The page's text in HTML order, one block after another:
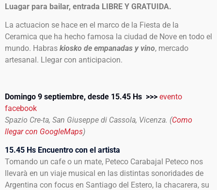
Luagar para bailar, entrada LIBRE Y GRATUIDA.
La actuacion se hace en el marco de la Fiesta de la
Ceramica que ha hecho famosa la ciudad de Nove en todo el
mundo. Habras kiosko de empanadas y vino, mercado
artesanal. Llegar con anticipacion.
Domingo 9 septiembre, desde 15.45 Hs >>> evento
facebook
Spazio Cre-ta, San Giuseppe di Cassola, Vicenza. (Como
llegar con GoogleMaps)
15.45 Hs Encuentro con el artista
Tomando un cafe o un mate, Peteco Carabajal Peteco nos
llevarà en un viaje musical en las distintas sonoridades de
Argentina con focus en Santiago del Estero, la chacarera, su